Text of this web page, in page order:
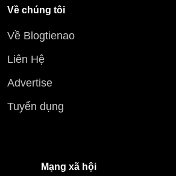
Về chúng tôi
Về Blogtienao
Liên Hệ
Advertise
Tuyển dụng
Mạng xã hội